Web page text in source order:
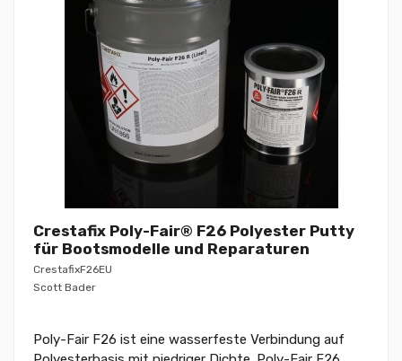
Crestafix Poly-Fair® F26 Polyester Putty
für Bootsmodelle und Reparaturen
CrestafixF26EU
Scott Bader
Poly-Fair F26 ist eine wasserfeste Verbindung auf